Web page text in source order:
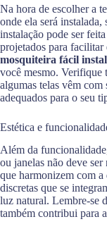
Na hora de escolher a
onde ela será instalada,
instalação pode ser
projetados para facilitar
mosquiteira fácil
você mesmo. Verifique
algumas telas vêm com
adequados para o seu
Estética e
Além da
ou janelas não deve
que harmonizem com a
discretas que se
luz natural. Lembre-se
também contribui para